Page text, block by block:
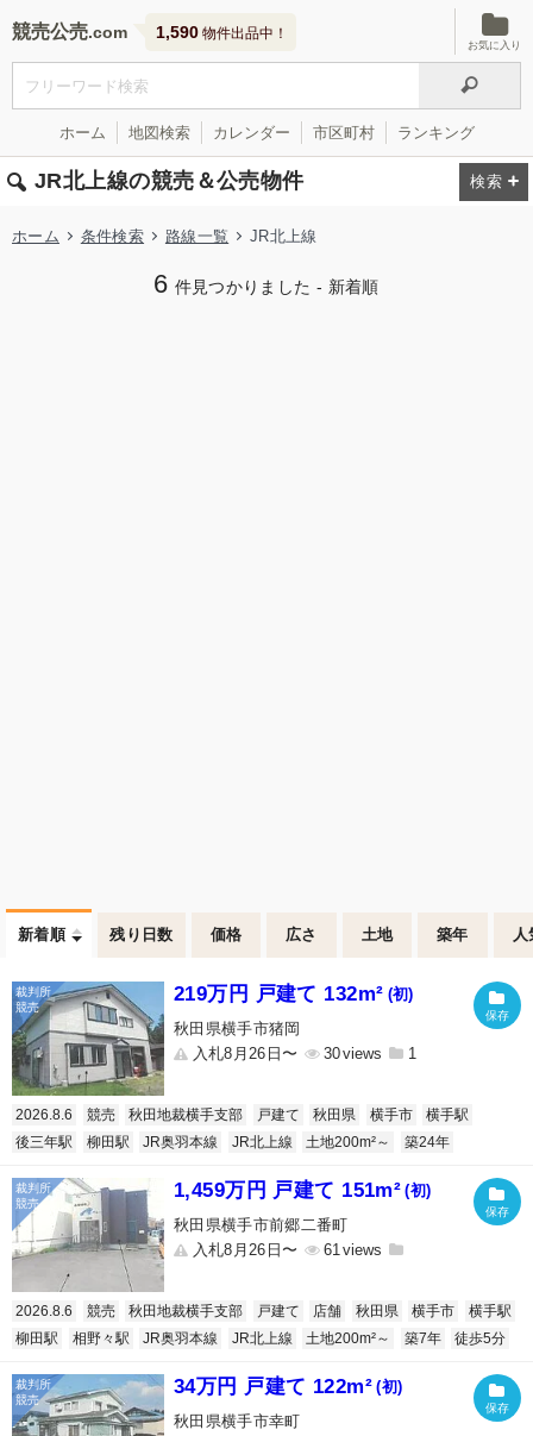
競売公売 1,590 物件出品中！
お気に入り
ホーム 地図検索 カレンダー 市区町村 ランキング
JR北上線の競売＆公売物件
ホーム 条件検索 路線一覧 JR北上線
6 件見つかりました - 新着順
新着順 残り日数 価格 広さ 土地 築年 人
219万円 戸建て 132m² (初)
秋田県横手市猪岡
入札8月26日〜
30 1
2026.8.6 競売 秋田地裁横手支部 戸建て 秋田県 横手市
横手駅
後三年駅
柳田駅 JR奥羽本線 JR北上線 土地200m²～ 築24年
1,459万円 戸建て 151m² (初)
秋田県横手市前郷二番町
入札8月26日〜
61
2026.8.6 競売 秋田地裁横手支部 戸建て 店舗 秋田県 横手市
横手駅
柳田駅
相野々駅 JR奥羽本線 JR北上線 土地200m²～ 築7年 徒歩5分
34万円 戸建て 122m² (初)
秋田県横手市幸町